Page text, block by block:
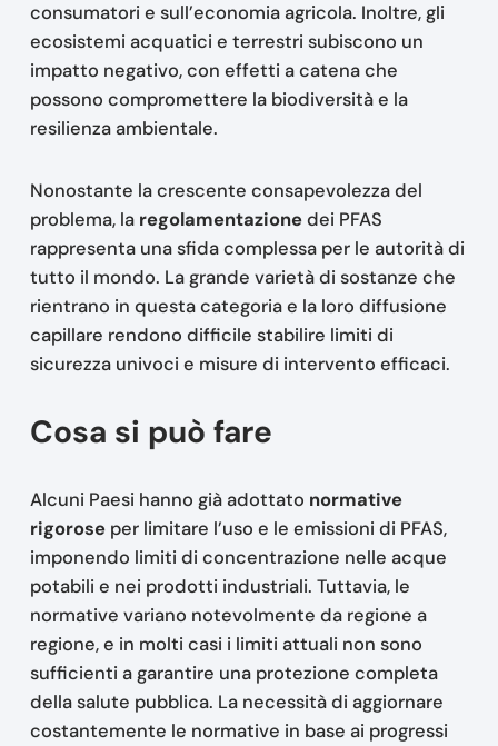
consumatori e sull’economia agricola. Inoltre, gli
ecosistemi acquatici e terrestri subiscono un
impatto negativo, con effetti a catena che
possono compromettere la biodiversità e la
resilienza ambientale.
Nonostante la crescente consapevolezza del
problema, la regolamentazionedei PFAS
rappresenta una sfida complessa per le autorità di
tutto il mondo. La grande varietà di sostanze che
rientrano in questa categoria e la loro diffusione
capillare rendono difficile stabilire limiti di
sicurezza univoci e misure di intervento efficaci.
Cosa si può fare
Alcuni Paesi hanno già adottato normative
rigoroseper limitare l’uso e le emissioni di PFAS,
imponendo limiti di concentrazione nelle acque
potabili e nei prodotti industriali. Tuttavia, le
normative variano notevolmente da regione a
regione, e in molti casi i limiti attuali non sono
sufficienti a garantire una protezione completa
della salute pubblica. La necessità di aggiornare
costantemente le normative in base ai progressi